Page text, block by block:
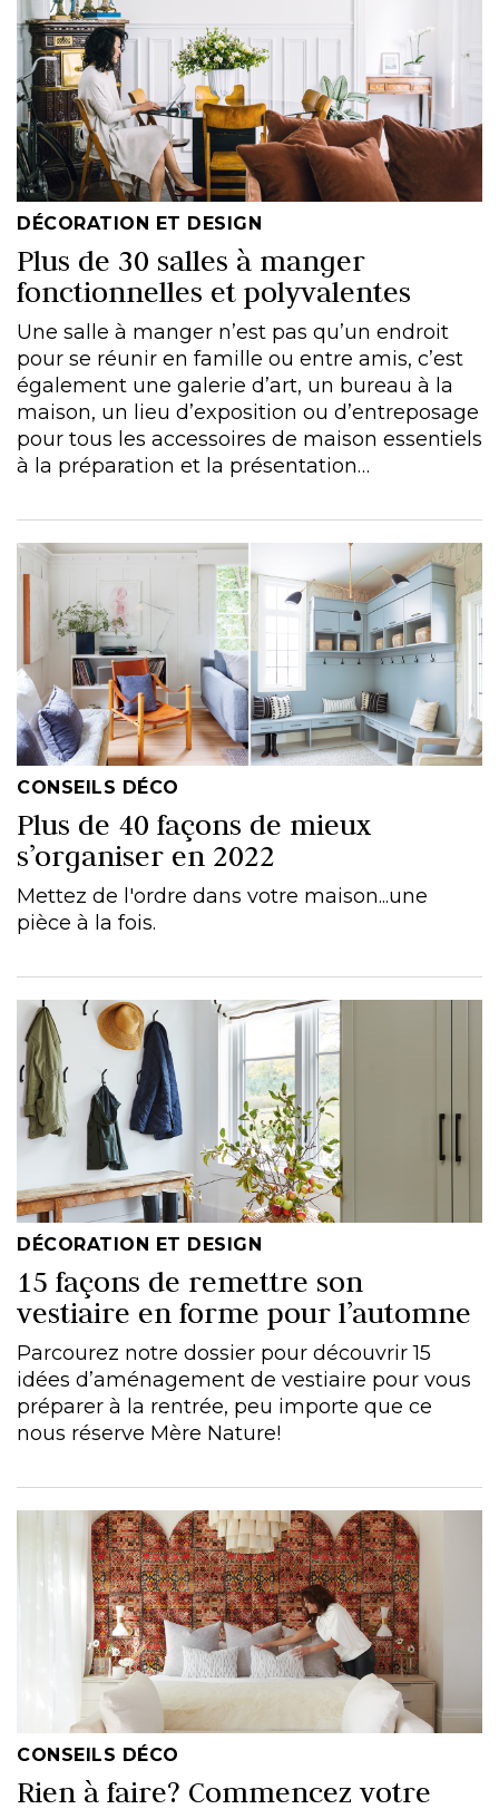
DÉCORATION ET DESIGN
Plus de 30 salles à manger
fonctionnelles et polyvalentes
Une salle à manger n’est pas qu’un endroit
pour se réunir en famille ou entre amis, c’est
également une galerie d’art, un bureau à la
maison, un lieu d’exposition ou d’entreposage
pour tous les accessoires de maison essentiels
à la préparation et la présentation…
CONSEILS DÉCO
Plus de 40 façons de mieux
s’organiser en 2022
Mettez de l'ordre dans votre maison...une
pièce à la fois.
DÉCORATION ET DESIGN
15 façons de remettre son
vestiaire en forme pour l’automne
Parcourez notre dossier pour découvrir 15
idées d’aménagement de vestiaire pour vous
préparer à la rentrée, peu importe que ce
nous réserve Mère Nature!
CONSEILS DÉCO
Rien à faire? Commencez votre